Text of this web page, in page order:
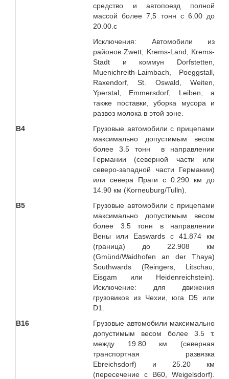
средство и автопоезд полной
массой более 7,5 тонн с 6.00 до
20.00.с
Исключения: Автомобили из
районов Zwett, Krems-Land, Krems-
Stadt и коммун Dorfstetten,
Muenichreith-Laimbach, Poeggstall,
Raxendorf, St. Oswald, Weiten,
Yperstal, Emmersdorf, Leiben, а
также поставки, уборка мусора и
развоз молока в этой зоне.
В4
Грузовые автомобили с прицепами
максимально допустимым весом
более 3.5 тонн в направлении
Германии (северной части или
северо-западной части Германии)
или севера Праги с 0.290 км до
14.90 км (Korneuburg/Tulln).
В5
Грузовые автомобили с прицепами
максимально допустимым весом
более 3.5 тонн в направлении
Вены или Easwards c 41.874 км
(граница) до 22.908 км
(Gmünd/Waidhofen an der Thaya)
Southwards (Reingers, Litschau,
Eisgam или Heidenreichstein).
Исключение: для движения
грузовиков из Чехии, юга D5 или
D1.
B16
Грузовые автомобили максимально
допустимым весом более 3.5 т.
между 19.80 км (северная
транспортная развязка
Ebreichsdorf) и 25.20 км
(пересечение с B60, Weigelsdorf).